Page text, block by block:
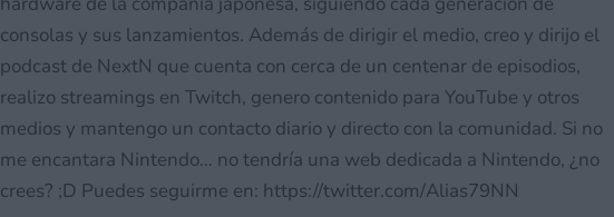
consolas y sus lanzamientos. Además de dirigir el medio, creo y dirijo el
podcast de NextN que cuenta con cerca de un centenar de episodios,
realizo streamings en Twitch, genero contenido para YouTube y otros
medios y mantengo un contacto diario y directo con la comunidad. Si no
me encantara Nintendo… no tendría una web dedicada a Nintendo, ¿no
crees? ;D Puedes seguirme en: https://twitter.com/Alias79NN